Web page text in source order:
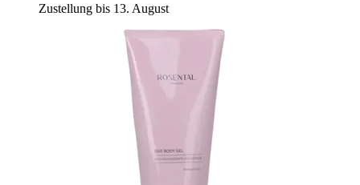
Zustellung bis 13. August